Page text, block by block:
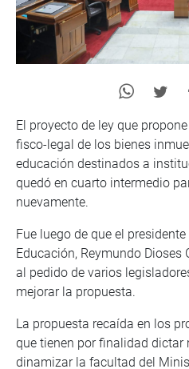
El proyecto de ley que
fisco-legal de los bienes
educación destinados a
quedó en cuarto intermedio
nuevamente.
Fue luego de que el
Educación, Reymundo Dioses
al pedido de varios
mejorar la propuesta.
La propuesta recaída en los
que tienen por finalidad dictar
dinamizar la facultad del